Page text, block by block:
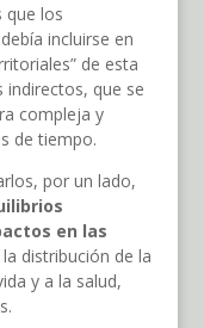
que los
incluirse en
de esta
que se
compleja y
de tiempo.
por un lado,
en las
distribución de la
y a la salud,